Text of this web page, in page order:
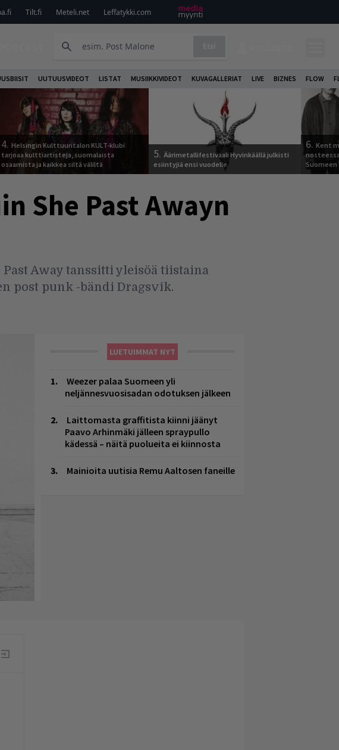
Tilt.fi Meteli.net Leffatykki.com
UUTUUSVIDEOT LISTAT MUSIIKKIVIDEOT KUVAGALLERIAT LIVE BIZNES FLOW
4. Helsingin Kulttuuritalon KULT-klubi
tarjoaa kulttiartisteja, suomalaista
osaamista ja kaikkea siltä väliltä
5. Äärimetallifestivaali Hyvinkäällä julkisti
esiintyjiä ensi vuodelle
6. Kent
Suomeen
She Past Awayn
Away tanssitti yleisöä tiistaina
post punk -bändi Dragsvik.
LUETUIMMAT NYT
Weezer palaa Suomeen yli
neljännesvuosisadan odotuksen jälkeen
Laittomasta graffitista kiinni jäänyt
Paavo Arhinmäki jälleen spraypullo
kädessä – näitä puolueita ei kiinnosta
Mainioita uutisia Remu Aaltosen faneille